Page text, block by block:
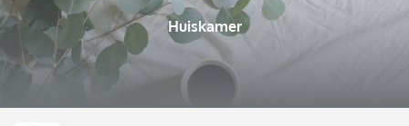
Huiskamer